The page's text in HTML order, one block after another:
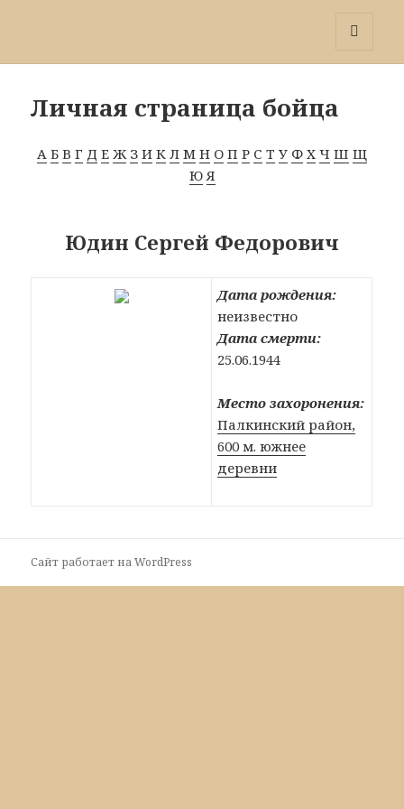
Личная страница бойца
А Б В Г Д Е Ж З И К Л М Н О П Р С Т У Ф Х Ч Ш Щ
Ю Я
Юдин Сергей Федорович
Дата рождения:
неизвестно
Дата смерти:
25.06.1944
Место захоронения:
Палкинский район,
600 м. южнее
деревни
Сайт работает на WordPress